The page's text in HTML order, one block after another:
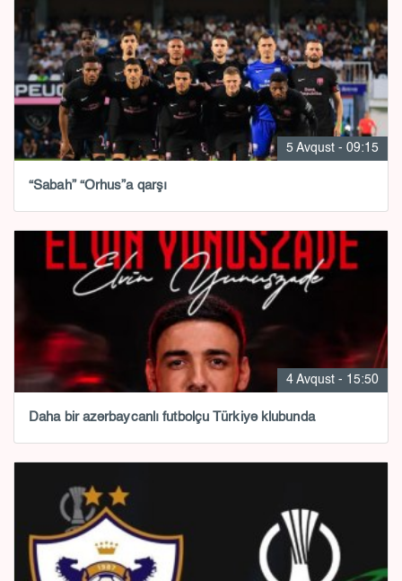
5 Avqust - 09:15
“Sabah” “Orhus”a qarşı
4 Avqust - 15:50
Daha bir azərbaycanlı futbolçu Türkiyə klubunda